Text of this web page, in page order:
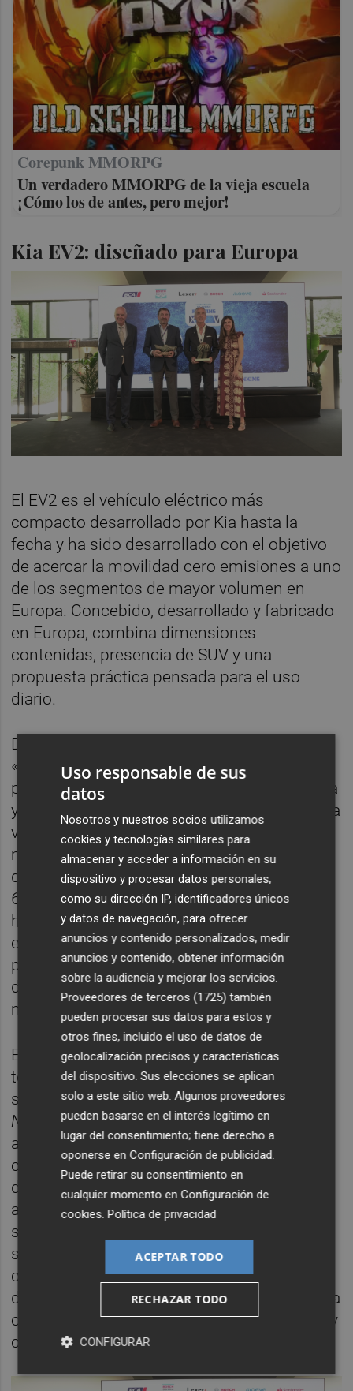
Corepunk MMORPG
Un verdadero MMORPG de la vieja escuela
¡Cómo los de antes, pero mejor!
Kia EV2: diseñado para Europa
El EV2 es el vehículo eléctrico más
compacto desarrollado por Kia hasta la
fecha y ha sido desarrollado con el objetivo
de acercar la movilidad cero emisiones a uno
de los segmentos de mayor volumen en
Europa. Concebido, desarrollado y fabricado
en Europa, combina dimensiones
contenidas, presencia de SUV y una
propuesta práctica pensada para el uso
diario.
Diseñado bajo la filosofía de diseño
«
Opposites United» de Kia, presenta
proporciones verticales, una imagen robusta
y una firma luminosa Star-map que lo vincula
visualmente con los modelos eléctricos de
mayor tamaño de la marca. Estará
disponible con dos baterías, de 42,2 kWh y
61,0 kWh, con una autonomía eléctrica de
hasta 453 kilómetros. Ambas versiones
emplean una arquitectura de 400 V y
permiten carga rápida en corriente continua
del 10 al 80 % en aproximadamente 30
minutos.
En el interior, el EV2 ofrece una experiencia
tecnológica propia de segmentos
superiores, con el sistemaConnected Car
Navigation Cockpit, triple pantalla,
actualizaciones remotas OTA y servicios
conectados. También incorpora una amplia
dotación de sistemas avanzados de
asistencia a la conducción, así como
soluciones orientadas a mejorar la
seguridad, la conectividad y la funcionalidad
cotidiana. Su puesta a punto dinámica,
desarrollada para carreteras europeas, busca
ofrecer una conducción estable, predecible y
confortable.
Uso responsable de sus
datos
Nosotros y nuestros socios utilizamos
cookies y tecnologías similares para
almacenar y acceder a información en su
dispositivo y procesar datos personales,
como su dirección IP, identificadores únicos
y datos de navegación, para ofrecer
anuncios y contenido personalizados, medir
anuncios y contenido, obtener información
sobre la audiencia y mejorar los servicios.
Proveedores de terceros (1725) también
pueden procesar sus datos para estos y
otros fines, incluido el uso de datos de
geolocalización precisos y características
del dispositivo. Sus elecciones se aplican
solo a este sitio web. Algunos proveedores
pueden basarse en el interés legítimo en
lugar del consentimiento; tiene derecho a
oponerse enConfiguración de publicidad.
Puede retirar su consentimiento en
cualquier momento enConfiguración de
cookies.Política de privacidad
ACEPTAR TODO
RECHAZAR TODO
CONFIGURAR